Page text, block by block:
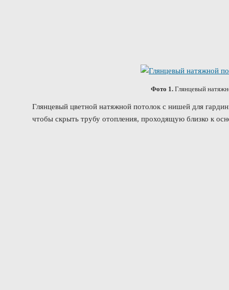
Фото 1. Глянцевый
Глянцевый цветной натяжной потолок с нишей для
чтобы скрыть трубу отопления, проходящую близко к